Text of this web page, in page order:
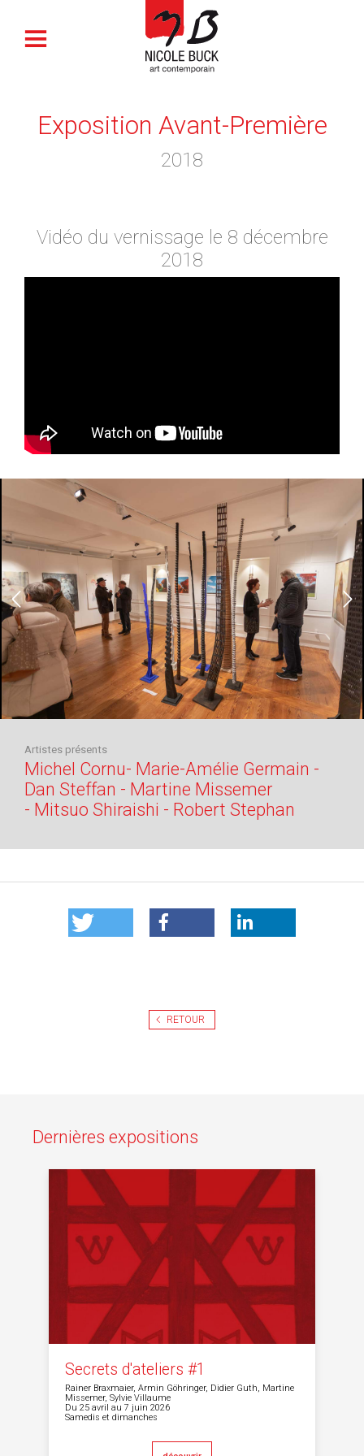
Exposition Avant-Première
2018
Vidéo du vernissage le 8 décembre
2018
Artistes présents
Michel Cornu- Marie-Amélie Germain -
Dan Steffan - Martine Missemer
- Mitsuo Shiraishi - Robert Stephan
RETOUR
Dernières expositions
Secrets d'ateliers #1
Rainer Braxmaier, Armin Göhringer, Didier Guth, Martine
Missemer, Sylvie Villaume
Du 25 avril au 7 juin 2026
Samedis et dimanches